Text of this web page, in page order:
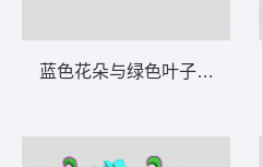
蓝色花朵与绿色叶子图案 花型